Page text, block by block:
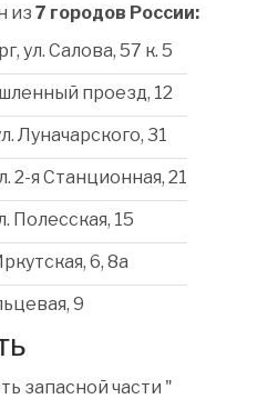
из 7 городов России:
ул. Салова, 57 к. 5
проезд, 12
Луначарского, 31
2-я Станционная, 21
Полесская, 15
6, 8a
9
запасной части "